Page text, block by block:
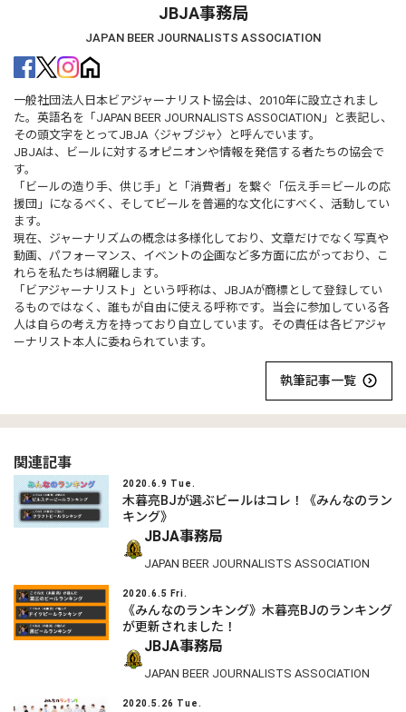
JBJA事務局
JAPAN BEER JOURNALISTS ASSOCIATION
一般社団法人日本ビアジャーナリスト協会は、2010年に設立されまし
た。英語名を「JAPAN BEER JOURNALISTS ASSOCIATION」と表記し、
その頭文字をとってJBJA〈ジャブジャ〉と呼んでいます。
JBJAは、ビールに対するオピニオンや情報を発信する者たちの協会で
す。
「ビールの造り手、供じ手」と「消費者」を繋ぐ「伝え手＝ビールの応
援団」になるべく、そしてビールを普遍的な文化にすべく、活動してい
ます。
現在、ジャーナリズムの概念は多様化しており、文章だけでなく写真や
動画、パフォーマンス、イベントの企画など多方面に広がっており、こ
れらを私たちは網羅します。
「ビアジャーナリスト」という呼称は、JBJAが商標として登録してい
るものではなく、誰もが自由に使える呼称です。当会に参加している各
人は自らの考え方を持っており自立しています。その責任は各ビアジャ
ーナリスト本人に委ねられています。
執筆記事一覧
関連記事
2020.6.9 Tue.
木暮亮BJが選ぶビールはコレ！《みんなのラン
キング》
JBJA事務局
JAPAN BEER JOURNALISTS ASSOCIATION
2020.6.5 Fri.
《みんなのランキング》木暮亮BJのランキング
が更新されました！
JBJA事務局
JAPAN BEER JOURNALISTS ASSOCIATION
2020.5.26 Tue.